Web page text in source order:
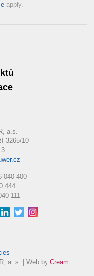
apply.
a.s.
3265/10
3
040 400
444
111
a. s. | Web by Cream